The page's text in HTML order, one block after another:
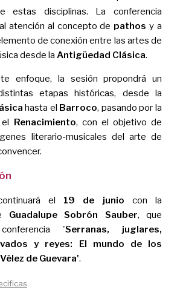
estas disciplinas. La conferencia
atención al concepto de pathos y a
de conexión entre las artes de
desde la Antigüedad Clásica.
enfoque, la sesión propondrá un
etapas históricas, desde la
hasta el Barroco, pasando por la
Renacimiento, con el objetivo de
literario-musicales del arte de
el 19 de junio con la
Guadalupe Sobrón Sauber, que
'Serranas, juglares,
y reyes: El mundo de los
de Guevara'.